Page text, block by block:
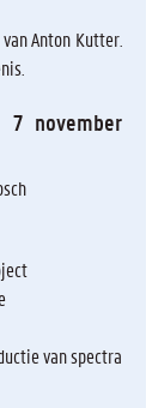
Anton Kutter.
7 november
van spectra